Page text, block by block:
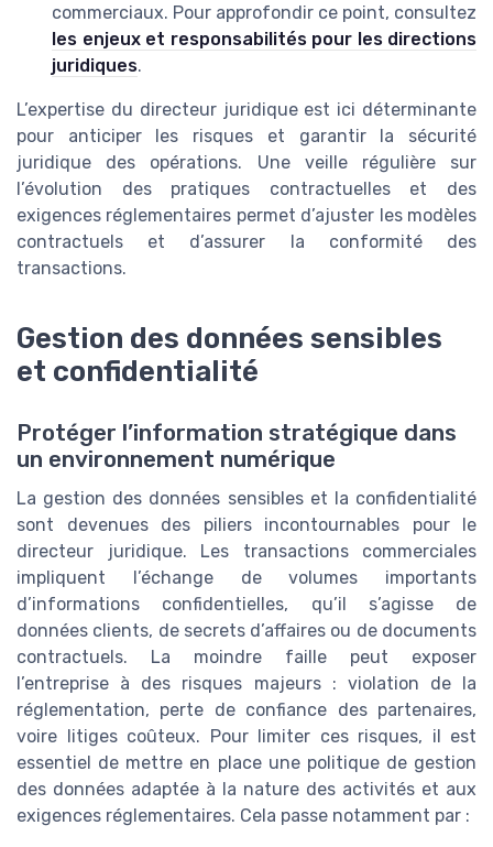
commerciaux. Pour approfondir ce point, consultez
les enjeux et responsabilités pour les directions
juridiques.
L’expertise du directeur juridique est ici déterminante
pour anticiper les risques et garantir la sécurité
juridique des opérations. Une veille régulière sur
l’évolution des pratiques contractuelles et des
exigences réglementaires permet d’ajuster les modèles
contractuels et d’assurer la conformité des
transactions.
Gestion des données sensibles
et confidentialité
Protéger l’information stratégique dans
un environnement numérique
La gestion des données sensibles et la confidentialité
sont devenues des piliers incontournables pour le
directeur juridique. Les transactions commerciales
impliquent l’échange de volumes importants
d’informations confidentielles, qu’il s’agisse de
données clients, de secrets d’affaires ou de documents
contractuels. La moindre faille peut exposer
l’entreprise à des risques majeurs : violation de la
réglementation, perte de confiance des partenaires,
voire litiges coûteux. Pour limiter ces risques, il est
essentiel de mettre en place une politique de gestion
des données adaptée à la nature des activités et aux
exigences réglementaires. Cela passe notamment par :